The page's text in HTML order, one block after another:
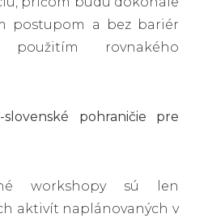
postupom a bez bariér
použitím rovnakého
slovenské pohraničie pre
workshopy sú len
aktivít naplánovaných v